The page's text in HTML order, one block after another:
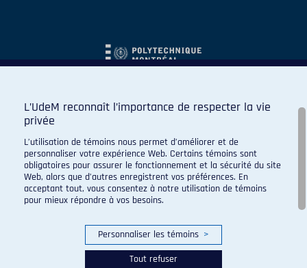
L’UdeM reconnaît l’importance de respecter la vie
privée
L’utilisation de témoins nous permet d’améliorer et de
personnaliser votre expérience Web. Certains témoins sont
obligatoires pour assurer le fonctionnement et la sécurité du site
Web, alors que d’autres enregistrent vos préférences. En
acceptant tout, vous consentez à notre utilisation de témoins
pour mieux répondre à vos besoins.
Personnaliser les témoins >
Tout refuser